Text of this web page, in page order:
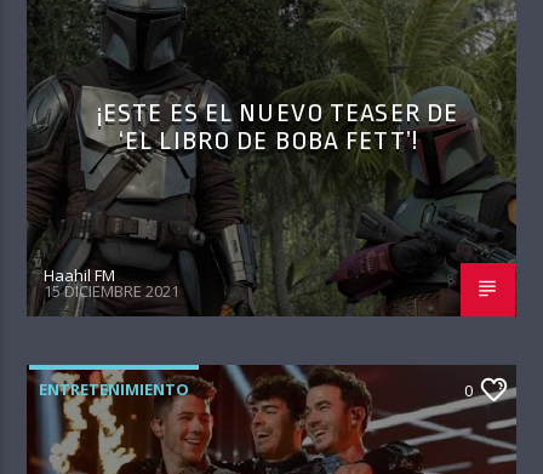
¡ESTE ES EL NUEVO TEASER DE
‘EL LIBRO DE BOBA FETT’!
Haahil FM
15 DICIEMBRE 2021
ENTRETENIMIENTO 0